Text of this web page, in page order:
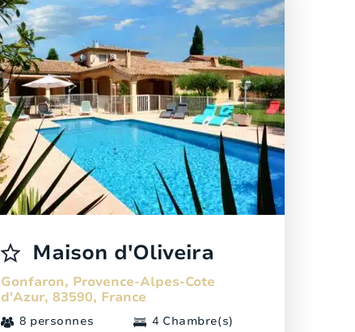
Maison d'Oliveira
Gonfaron, Provence-Alpes-Cote
d'Azur, 83590, France
8 personnes
4 Chambre(s)